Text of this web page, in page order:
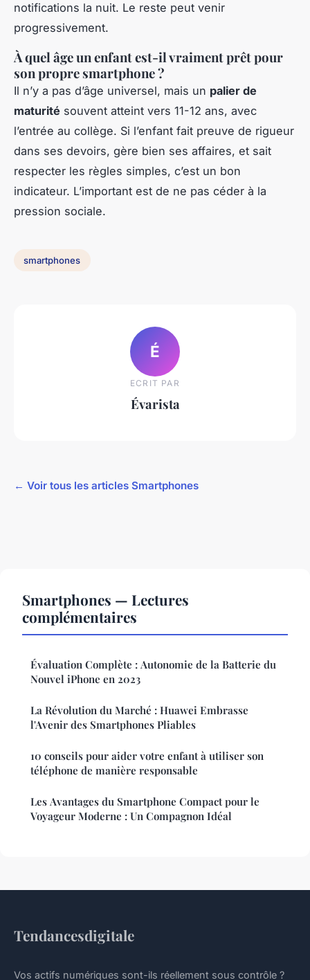
notifications la nuit. Le reste peut venir
progressivement.
À quel âge un enfant est-il vraiment prêt pour
son propre smartphone ?
Il n’y a pas d’âge universel, mais un palier de
maturité souvent atteint vers 11-12 ans, avec
l’entrée au collège. Si l’enfant fait preuve de rigueur
dans ses devoirs, gère bien ses affaires, et sait
respecter les règles simples, c’est un bon
indicateur. L’important est de ne pas céder à la
pression sociale.
smartphones
É
ECRIT PAR
Évarista
← Voir tous les articles Smartphones
Smartphones — Lectures
complémentaires
Évaluation Complète : Autonomie de la Batterie du
Nouvel iPhone en 2023
La Révolution du Marché : Huawei Embrasse
l'Avenir des Smartphones Pliables
10 conseils pour aider votre enfant à utiliser son
téléphone de manière responsable
Les Avantages du Smartphone Compact pour le
Voyageur Moderne : Un Compagnon Idéal
Tendancesdigitale
Vos actifs numériques sont-ils réellement sous contrôle ?